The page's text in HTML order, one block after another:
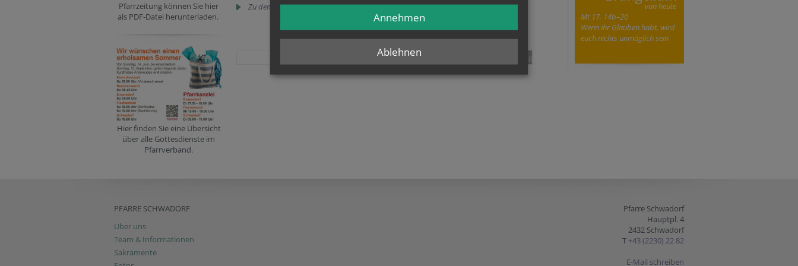
Pfarrzeitung können Sie hier
als PDF-Datei herunterladen.
Hier finden Sie eine Übersicht
über alle Gottesdienste im
Pfarrverband.
Zu den digitalen Ausgaben
pin it
von heute
Mt 17, 14b–20
Wenn ihr Glauben habt, wird
euch nichts unmöglich sein
PFARRE SCHWADORF
Über uns
Team & Informationen
Sakramente
Pfarre Schwadorf
Hauptpl. 4
2432 Schwadorf
T +43 (2230) 22 82
E-Mail schreiben
Ablehnen
Annehmen